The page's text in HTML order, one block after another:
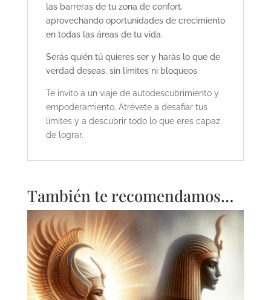
las barreras de tu zona de confort,
aprovechando oportunidades de crecimiento
en todas las áreas de tu vida.
Serás quién tú quieres ser y harás lo que de
verdad deseas, sin límites ni bloqueos.
Te invito a un viaje de autodescubrimiento y
empoderamiento. Atrévete a desafiar tus
límites y a descubrir todo lo que eres capaz
de lograr.
También te recomendamos…